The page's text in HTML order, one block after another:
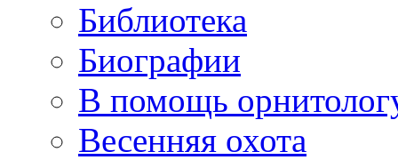
Библиотека
Биографии
В помощь
Весенняя охота